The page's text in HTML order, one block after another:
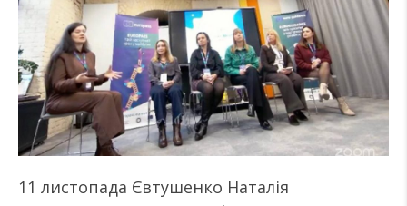
11 листопада Євтушенко Наталія